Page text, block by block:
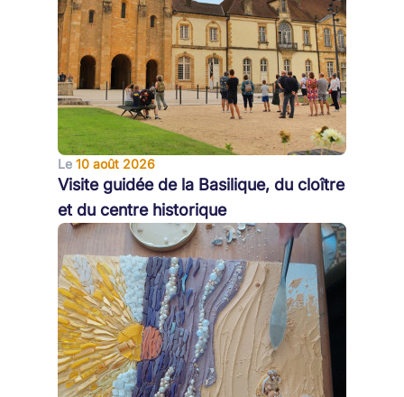
Le 10 août 2026
Visite guidée de la Basilique, du cloître
et du centre historique